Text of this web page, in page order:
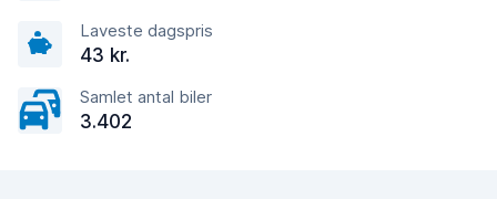
Laveste dagspris
43 kr.
Samlet antal biler
3.402